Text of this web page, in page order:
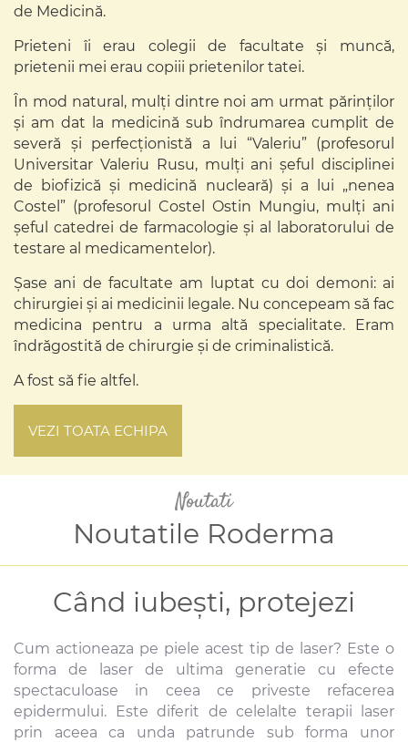
de Medicină.
Prieteni îi erau colegii de facultate şi muncă,
prietenii mei erau copiii prietenilor tatei.
În mod natural, mulți dintre noi am urmat părinților
şi am dat la medicină sub îndrumarea cumplit de
severă şi perfecționistă a lui “Valeriu” (profesorul
Universitar Valeriu Rusu, mulți ani șeful disciplinei
de biofizică şi medicină nucleară) şi a lui „nenea
Costel” (profesorul Costel Ostin Mungiu, mulți ani
șeful catedrei de farmacologie şi al laboratorului de
testare al medicamentelor).
Șase ani de facultate am luptat cu doi demoni: ai
chirurgiei şi ai medicinii legale. Nu concepeam să fac
medicina pentru a urma altă specialitate. Eram
îndrăgostită de chirurgie şi de criminalistică.
A fost să fie altfel.
VEZI TOATA ECHIPA
Noutati
Noutatile Roderma
Când iubești, protejezi
Cum actioneaza pe piele acest tip de laser? Este o
forma de laser de ultima generatie cu efecte
spectaculoase in ceea ce priveste refacerea
epidermului. Este diferit de celelalte terapii laser
prin aceea ca unda patrunde sub forma unor
Vara in sandale
A venit vara și sandalele sunt din nou favoritele
noastre! Pentru picioare perfecte, cu o piele netedă
și catifelată trebuie doar să urmezi câțiva pași simpli:
evită încălțămintea cu talpă dură, rigidă nu purta
șosete din materiale sintetice, care nu lasă pielea
Laserul fractionat
Cum actioneaza pe piele acest tip de laser? Este o
forma de laser de ultima generatie cu efecte
spectaculoase in ceea ce priveste refacerea
epidermului. Este diferit de celelalte terapii laser
prin aceea ca unda patrunde sub forma unor